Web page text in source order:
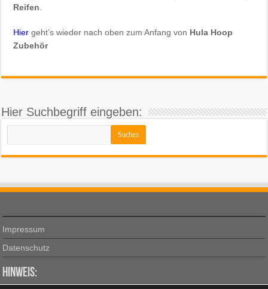
Reifen.
Hier geht’s wieder nach oben zum Anfang von Hula Hoop
Zubehör
Hier Suchbegriff eingeben:
Impressum
Datenschutz
Hinweis: